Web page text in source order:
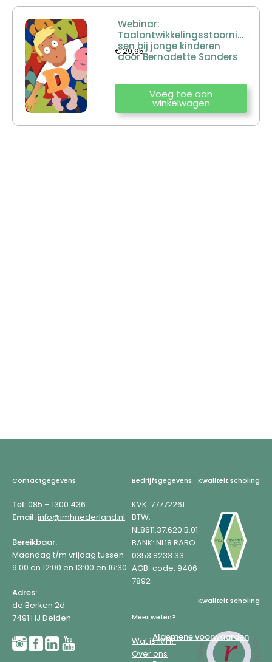
Webinar:
Taalontwikkelingsstoornis
sen bij jonge kinderen
door Bernadette Sanders
€29,95
Voeg toe aan
winkelwagen
Footer
Contactgegevens
Tel:085 – 1300 436
Email:info@imhnederland.nl
Bereikbaar:
Maandag t/m vrijdag tussen
9:00 en 12:00 en 13:00 en 16:30.
Adres:
de Berken 2d
7491 HJ Delden
Bedrijfsgegevens
KVK: 77772261
BTW:
NL8611.37.620.B.01
BANK: NL18 RABO
0353 8233 33
AGB-code: 9406
7892
Meer weten?
Wat is IMH?
Over ons
Kwaliteit scholing
Kwaliteit scholing
Algemene voorwaarden